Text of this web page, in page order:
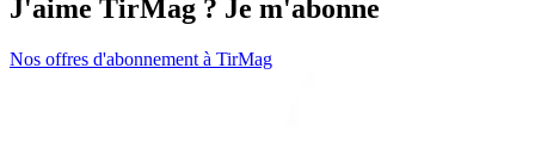
J'aime TirMag ? Je m'abonne
Nos offres d'abonnement à TirMag